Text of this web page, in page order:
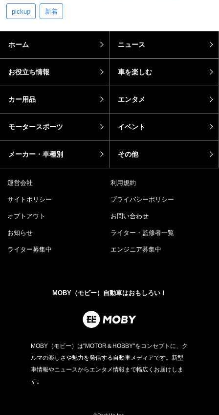
pickup 新着
ホーム ニュース
お役立ち情報 車を楽しむ
カー用品 エンタメ
モータースポーツ イベント
メーカー・車種別 その他
運営会社 利用規約
サイトポリシー プライバシーポリシー
オプトアウト お問い合わせ
お知らせ ライター・監修者一覧
ライター募集中 エンジニア募集中
MOBY（モビー）自動車はおもしろい！
MOBY（モビー）は"MOTOR＆HOBBY"をコンセプトに、ク
ルマの楽しさや魅力を発信する自動車メディアです。新型
車情報やニュースからエンタメ情報まで幅広くお届けしま
す。